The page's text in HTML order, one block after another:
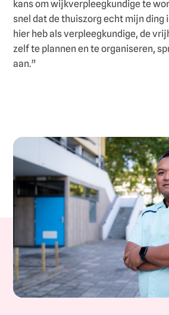
kans om wijkverpleegkundige te
snel dat de thuiszorg echt mijn ding
hier heb als verpleegkundige, de
zelf te plannen en te organiseren,
aan.”